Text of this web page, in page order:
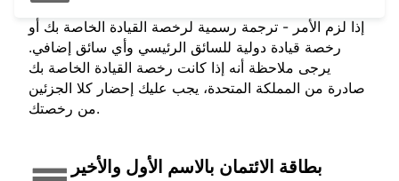
إذا لزم الأمر - ترجمة رسمية لرخصة القيادة الخاصة بك أو
رخصة قيادة دولية للسائق الرئيسي وأي سائق إضافي.
يرجى ملاحظة أنه إذا كانت رخصة القيادة الخاصة بك
صادرة من المملكة المتحدة، يجب عليك إحضار كلا الجزئين
من رخصتك.
بطاقة الائتمان بالاسم الأول والأخير